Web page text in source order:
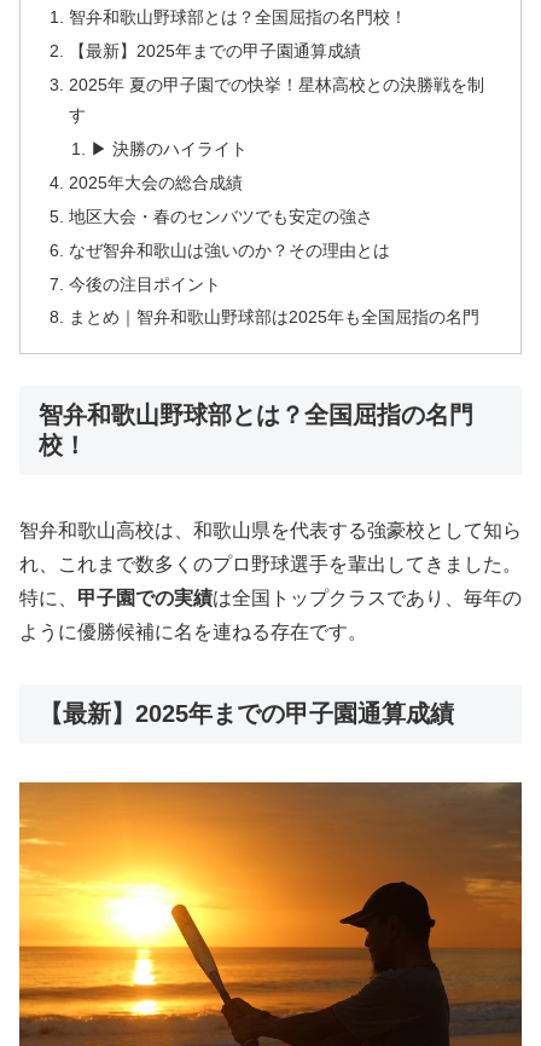
智弁和歌山野球部とは？全国屈指の名門校！
【最新】2025年までの甲子園通算成績
2025年 夏の甲子園での快挙！星林高校との決勝戦を制
す
▶ 決勝のハイライト
2025年大会の総合成績
地区大会・春のセンバツでも安定の強さ
なぜ智弁和歌山は強いのか？その理由とは
今後の注目ポイント
まとめ｜智弁和歌山野球部は2025年も全国屈指の名門
智弁和歌山野球部とは？全国屈指の名門
校！
智弁和歌山高校は、和歌山県を代表する強豪校として知ら
れ、これまで数多くのプロ野球選手を輩出してきました。
特に、 甲子園での実績は全国トップクラスであり、毎年の
ように優勝候補に名を連ねる存在です。
【最新】2025年までの甲子園通算成績